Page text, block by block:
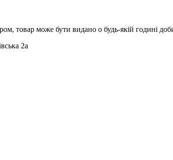
товар може бути видано о будь-якій годині
2а